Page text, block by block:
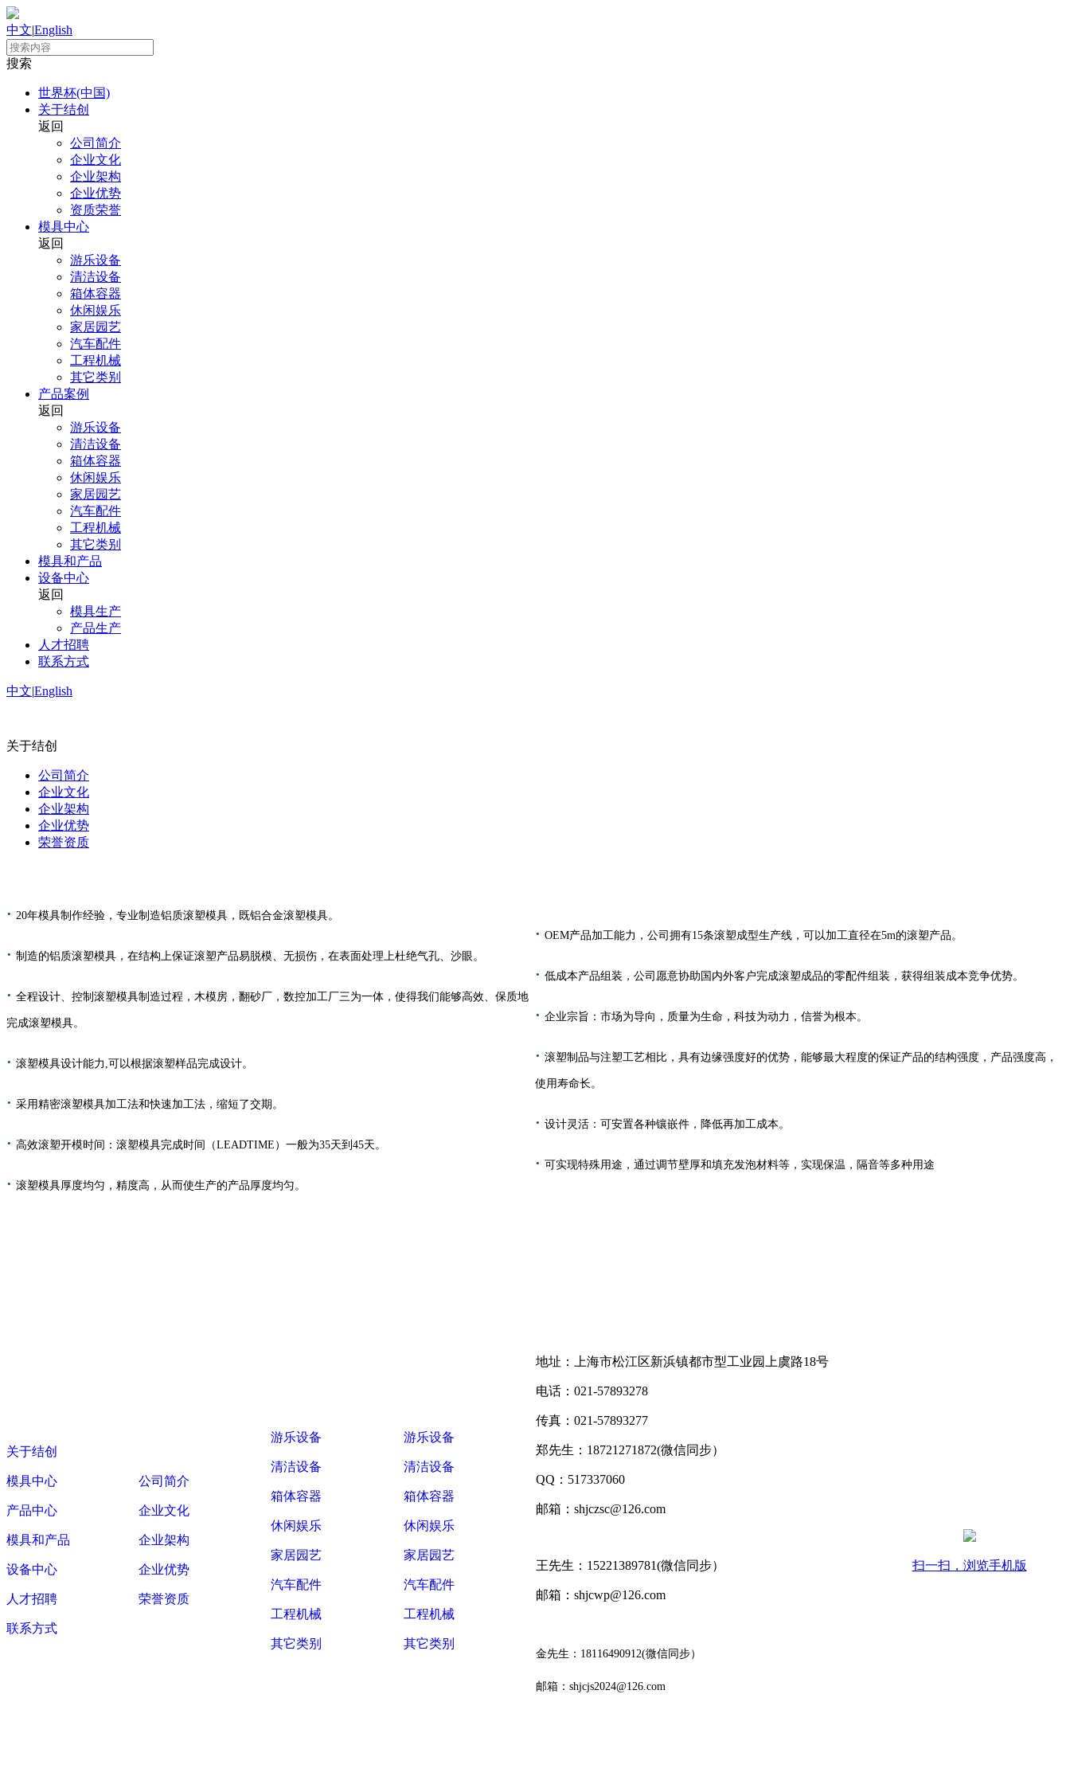
中文|English
搜索
世界杯(中国)
关于结创
返回
公司简介
企业文化
企业架构
企业优势
资质荣誉
模具中心
返回
游乐设备
清洁设备
箱体容器
休闲娱乐
家居园艺
汽车配件
工程机械
其它类别
产品案例
返回
游乐设备
清洁设备
箱体容器
休闲娱乐
家居园艺
汽车配件
工程机械
其它类别
模具和产品
设备中心
返回
模具生产
产品生产
人才招聘
联系方式
中文|English
关于结创
公司简介
企业文化
企业架构
企业优势
荣誉资质
· 20年模具制作经验，专业制造铝质滚塑模具，既铝合金滚塑模具。
· 制造的铝质滚塑模具，在结构上保证滚塑产品易脱模、无损伤，在表面处理上杜绝气孔、沙眼。
· 全程设计、控制滚塑模具制造过程，木模房，翻砂厂，数控加工厂三为一体，使得我们能够高效、保质地
完成滚塑模具。
· 滚塑模具设计能力,可以根据滚塑样品完成设计。
· 采用精密滚塑模具加工法和快速加工法，缩短了交期。
· 高效滚塑开模时间：滚塑模具完成时间（LEADTIME）一般为35天到45天。
· 滚塑模具厚度均匀，精度高，从而使生产的产品厚度均匀。
· OEM产品加工能力，公司拥有15条滚塑成型生产线，可以加工直径在5m的滚塑产品。
· 低成本产品组装，公司愿意协助国内外客户完成滚塑成品的零配件组装，获得组装成本竞争优势。
· 企业宗旨：市场为导向，质量为生命，科技为动力，信誉为根本。
· 滚塑制品与注塑工艺相比，具有边缘强度好的优势，能够最大程度的保证产品的结构强度，产品强度高，
使用寿命长。
· 设计灵活：可安置各种镶嵌件，降低再加工成本。
· 可实现特殊用途，通过调节壁厚和填充发泡材料等，实现保温，隔音等多种用途
关于结创
模具中心
产品中心
模具和产品
设备中心
人才招聘
联系方式
公司简介
企业文化
企业架构
企业优势
荣誉资质
游乐设备
清洁设备
箱体容器
休闲娱乐
家居园艺
汽车配件
工程机械
其它类别
游乐设备
清洁设备
箱体容器
休闲娱乐
家居园艺
汽车配件
工程机械
其它类别
地址：上海市松江区新浜镇都市型工业园上虞路18号
电话：021-57893278
传真：021-57893277
郑先生：18721271872(微信同步）
QQ：517337060
邮箱：shjczsc@126.com
王先生：15221389781(微信同步）
邮箱：shjcwp@126.com
金先生：18116490912(微信同步）
邮箱：shjcjs2024@126.com
扫一扫，浏览手机版